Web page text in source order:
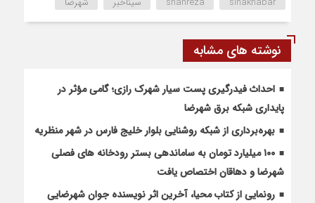
نوشته های مشابه
احداث فیدرگیری پست سیار شهرک رازی؛ گامی مؤثر در
پایداری شبکه برق شهرضا
بهره‌برداری از شبکه روشنایی بلوار خلیج فارس در شهر منظریه
۱۰۰ میلیارد تومان به ساماندهی بستر رودخانه های فصلی
شهرضا و دهاقان اختصاص یافت
رونمایی از کتاب محیا، آخرین اثر نویسنده جوان شهرضایی